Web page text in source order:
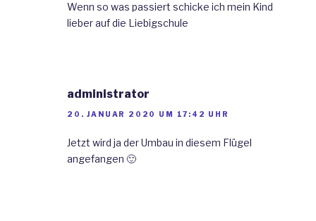
Wenn so was passiert schicke ich mein Kind
lieber auf die Liebigschule
administrator
20. JANUAR 2020 UM 17:42 UHR
Jetzt wird ja der Umbau in diesem Flügel
angefangen 🙂